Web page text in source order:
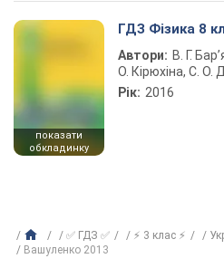
показати
обкладинку
ГДЗ Фізика 8
Автори: В. Г.
О. Кірюхіна, С. О.
Рік: 2016
✅ ГДЗ ✅ ⚡ 3 клас ⚡
Вашуленко 2013